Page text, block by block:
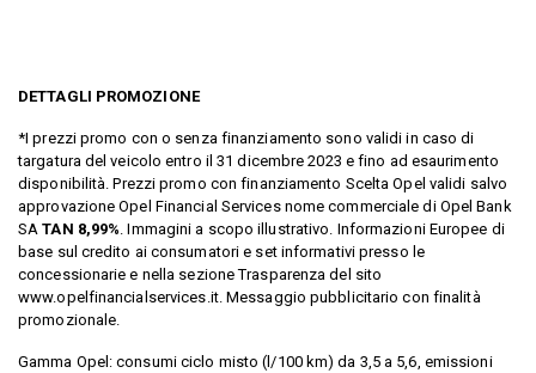
DETTAGLI PROMOZIONE
*I prezzi promo con o senza finanziamento sono validi in caso di
targatura del veicolo entro il 31 dicembre 2023 e fino ad esaurimento
disponibilità. Prezzi promo con finanziamento Scelta Opel validi salvo
approvazione Opel Financial Services nome commerciale di Opel Bank
SATAN 8,99% . Immagini a scopo illustrativo. Informazioni Europee di
base sul credito ai consumatori e set informativi presso le
concessionarie e nella sezione Trasparenza del sito
www.opelfinancialservices.it. Messaggio pubblicitario con finalità
promozionale.
Gamma Opel: consumi ciclo misto (l/100 km) da 3,5 a 5,6, emissioni